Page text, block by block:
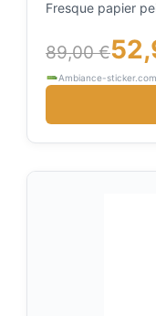
Fresque papier
appartement ou
rapide à l'eau,
89,00 €
Ambiance-sticker.com